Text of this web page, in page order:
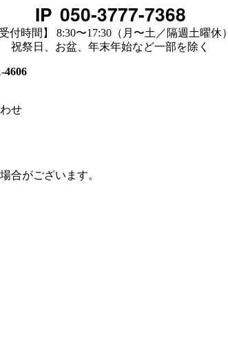
IP 050-3777-7368
受付時間】 8:30〜17:30（月〜土／隔週土曜休）
祝祭日、お盆、年末年始など一部を除く
4606
せ
合がございます。